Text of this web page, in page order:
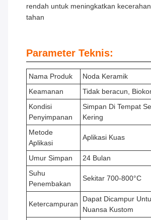
rendah untuk meningkatkan
tahan
Parameter Teknis:
Nama Produk
Noda Keramik
Keamanan
Tidak beracun,
Kondisi
Penyimpanan
Simpan Di Tempat
Kering
Metode
Aplikasi
Aplikasi Kuas
Umur Simpan
24 Bulan
Suhu
Penembakan
Sekitar 700-800°C
Ketercampuran
Dapat Dicampur
Nuansa Kustom